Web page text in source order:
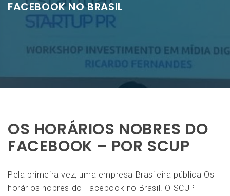
FACEBOOK NO BRASIL
OS HORÁRIOS NOBRES DO
FACEBOOK – POR SCUP
Pela primeira vez, uma empresa Brasileira pública Os
horários nobres do Facebook no Brasil. O SCUP